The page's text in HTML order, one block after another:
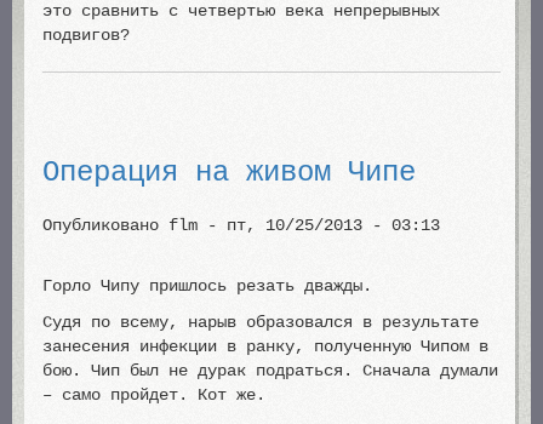
это сравнить с четвертью века непрерывных
подвигов?
Операция на живом Чипе
Опубликовано flm - пт, 10/25/2013 - 03:13
Горло Чипу пришлось резать дважды.
Судя по всему, нарыв образовался в результате
занесения инфекции в ранку, полученную Чипом в
бою. Чип был не дурак подраться. Сначала думали
– само пройдет. Кот же.